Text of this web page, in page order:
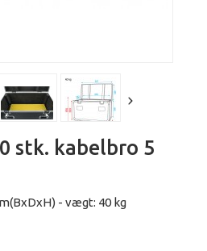
stk. kabelbro 5
- vægt: 40 kg